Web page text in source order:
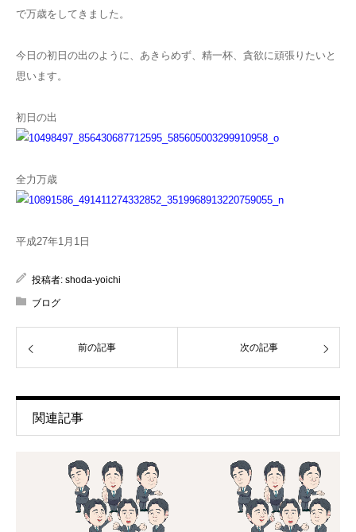
で万歳をしてきました。
今日の初日の出のように、あきらめず、精一杯、貪欲に頑張りたいと
思います。
初日の出
全力万歳
平成27年1月1日
投稿者: shoda-yoichi
ブログ
前の記事 次の記事
関連記事